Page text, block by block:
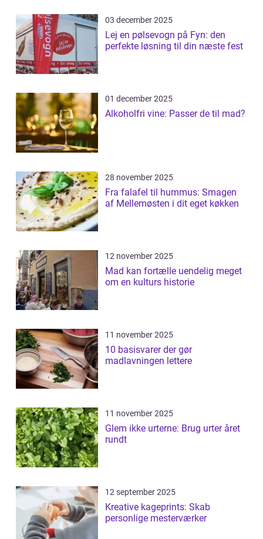
03 december 2025
Lej en pølsevogn på Fyn: den
perfekte løsning til din næste fest
01 december 2025
Alkoholfri vine: Passer de til mad?
28 november 2025
Fra falafel til hummus: Smagen
af Mellemøsten i dit eget køkken
12 november 2025
Mad kan fortælle uendelig meget
om en kulturs historie
11 november 2025
10 basisvarer der gør
madlavningen lettere
11 november 2025
Glem ikke urterne: Brug urter året
rundt
12 september 2025
Kreative kageprints: Skab
personlige mesterværker